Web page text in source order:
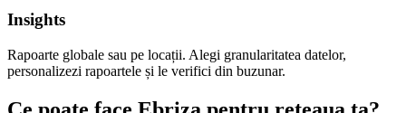
Insights
Rapoarte globale sau pe locații. Alegi granularitatea datelor,
personalizezi rapoartele și le verifici din buzunar.